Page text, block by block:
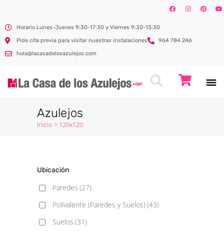
Horario Lunes-Jueves 9:30-17:30 y Viernes 9:30-13:30
Pide cita previa para visitar nuestras instalaciones
964 784 246
hola@lacasadelosazulejos.com
Azulejos
Inicio > 120x120
Ubicación
Paredes (27)
Polivalente (Paredes y Suelos)(43)
Suelos (31)